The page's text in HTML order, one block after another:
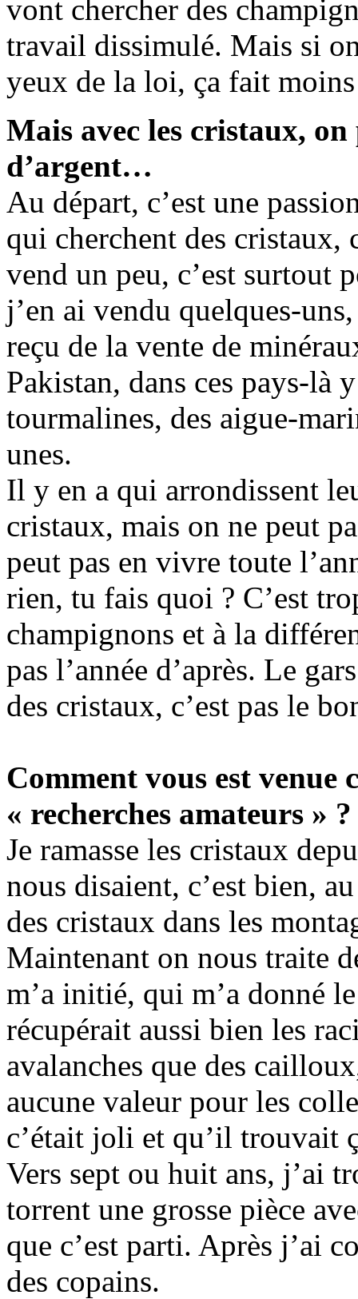
vont chercher des
travail dissimulé. Mais si
yeux de la loi, ça fait
Mais avec les cristaux,
d’argent…
Au départ, c’est une
qui cherchent des cristaux,
vend un peu, c’est surtout
j’en ai vendu quelques-
reçu de la vente de
Pakistan, dans ces pays-là
tourmalines, des aigue-
unes.
Il y en a qui arrondissent
cristaux, mais on ne peut
peut pas en vivre toute
rien, tu fais quoi ? C’est
champignons et à la
pas l’année d’après. Le
des cristaux, c’est pas le
Comment vous est venue
« recherches amateurs » ?
Je ramasse les cristaux
nous disaient, c’est bien,
des cristaux dans les
Maintenant on nous traite
m’a initié, qui m’a donné
récupérait aussi bien les
avalanches que des
aucune valeur pour les
c’était joli et qu’il trouvait
Vers sept ou huit ans, j’ai
torrent une grosse pièce
que c’est parti. Après j’ai
des copains.